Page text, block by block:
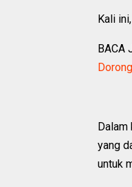
Kali
BACA
Dalam
yang
untuk